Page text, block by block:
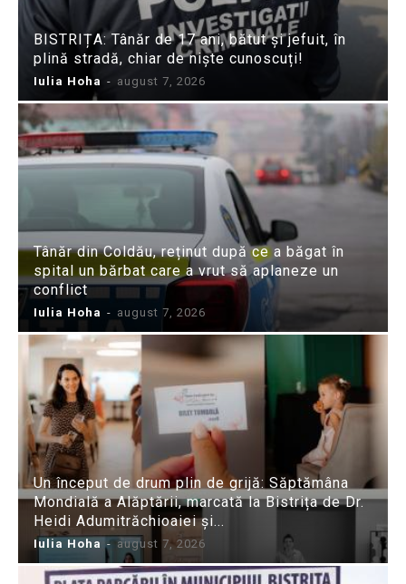
BISTRIȚA: Tânăr de 17 ani, bătut și jefuit, în
plină stradă, chiar de niște cunoscuți!
Iulia Hoha - august 7, 2026
Tânăr din Coldău, reținut după ce a băgat în
spital un bărbat care a vrut să aplaneze un
conflict
Iulia Hoha - august 7, 2026
Un început de drum plin de grijă: Săptămâna
Mondială a Alăptării, marcată la Bistrița de Dr.
Heidi Adumitrăchioaiei și...
Iulia Hoha - august 7, 2026